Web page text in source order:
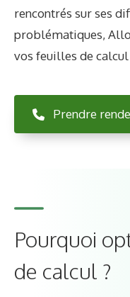
rencontrés sur ses
problématiques,
vos feuilles de
Prendre
Pourquoi
de calcul ?